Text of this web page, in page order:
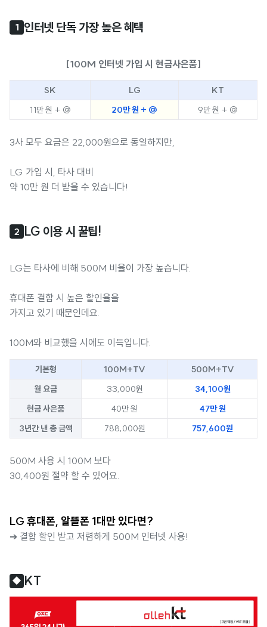
1 인터넷 단독 가장 높은 혜택
[100M 인터넷 가입 시 현금사은품]
SK LG
KT
11만 원 + @
20만 원 + @ 9만 원 + @
3사 모두 요금은 22,000원으로 동일하지만,
LG 가입 시, 타사 대비
약 10만 원 더 받을 수 있습니다!
2 LG 이용 시 꿀팁!
LG는 타사에 비해 500M 비율이 가장 높습니다.
휴대폰 결합 시 높은 할인율을
가지고 있기 때문인데요.
100M와 비교했을 시에도 이득입니다.
기본형 100M+TV
500M+TV
월 요금
33,000원
34,100원
현금 사은품
40만 원
47만 원
3년간 낸 총 금액
788,000원 757,600원
500M 사용 시 100M 보다
30,400원 절약 할 수 있어요.
LG 휴대폰, 알뜰폰 1대만 있다면?
➔ 결합 할인 받고 저렴하게 500M 인터넷 사용!
◆ KT